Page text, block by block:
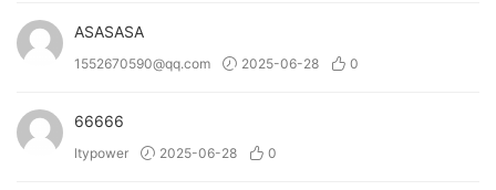
→ What can Bloom KSHMR do?
• Provide rich Indian, South Asian, and Bollywood-inspired
• Combines one-shots and loops into phrases that are
perfectly in-sync with your project.
ASASASA
1552670590@qq.com 2025-06-28 0
66666
ltypower 2025-06-28 0